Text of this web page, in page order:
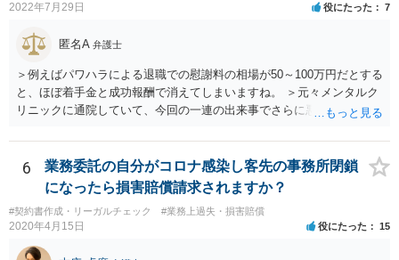
ます。
2022年7月29日 役にたった 7
匿名A 弁護士
＞例えばパワハラによる退職での慰謝料の相場が50～100万円だとする
と、ほぼ着手金と成功報酬で消えてしまいますね。 ＞元々メンタルク
リニックに通院していて、今回の一連の出来事でさらに悪化した事実
万が一、慰謝料請求が認められるにしても金額としては微々たるもの
かと思いますが、依頼する弁護士に詳細を説明したうえで指示を仰い
だ方がいいかと思います。
6
業務委託の自分がコロナ感染し客先の事務所閉鎖
になったら損害賠償請求されますか？
#契約書作成・リーガルチェック #業務上過失・損害賠償
2020年4月15日 役にたった 15